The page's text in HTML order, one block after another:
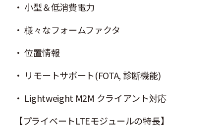
・ 小型＆低消費電力
・ 様々なフォームファクタ
・ 位置情報
・ リモートサポート(FOTA, 診断機能)
・ Lightweight M2M クライアント対応
【プライベートLTEモジュールの特長】